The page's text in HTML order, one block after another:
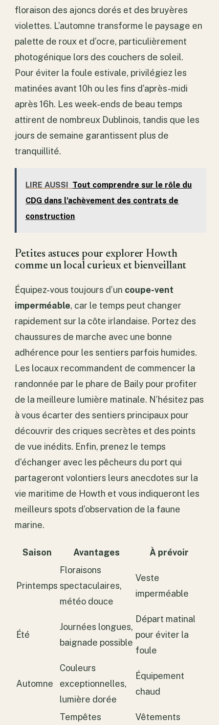
floraison des ajoncs dorés et des bruyères
violettes. L’automne transforme le paysage en
palette de roux et d’ocre, particulièrement
photogénique lors des couchers de soleil.
Pour éviter la foule estivale, privilégiez les
matinées avant 10h ou les fins d’après-midi
après 16h. Les week-ends de beau temps
attirent de nombreux Dublinois, tandis que les
jours de semaine garantissent plus de
tranquillité.
LIRE AUSSI Tout comprendre sur le rôle du
CDG dans l’achèvement des contrats de
construction
Petites astuces pour explorer Howth
comme un local curieux et bienveillant
Équipez-vous toujours d’un coupe-vent
imperméable, car le temps peut changer
rapidement sur la côte irlandaise. Portez des
chaussures de marche avec une bonne
adhérence pour les sentiers parfois humides.
Les locaux recommandent de commencer la
randonnée par le phare de Baily pour profiter
de la meilleure lumière matinale. N’hésitez pas
à vous écarter des sentiers principaux pour
découvrir des criques secrètes et des points
de vue inédits. Enfin, prenez le temps
d’échanger avec les pêcheurs du port qui
partageront volontiers leurs anecdotes sur la
vie maritime de Howth et vous indiqueront les
meilleurs spots d’observation de la faune
marine.
Saison Avantages À prévoir
Printemps
Floraisons
spectaculaires,
météo douce
Veste
imperméable
Été
Journées longues,
baignade possible
Départ matinal
pour éviter la
foule
Automne
Couleurs
exceptionnelles,
lumière dorée
Équipement
chaud
Tempêtes Vêtements